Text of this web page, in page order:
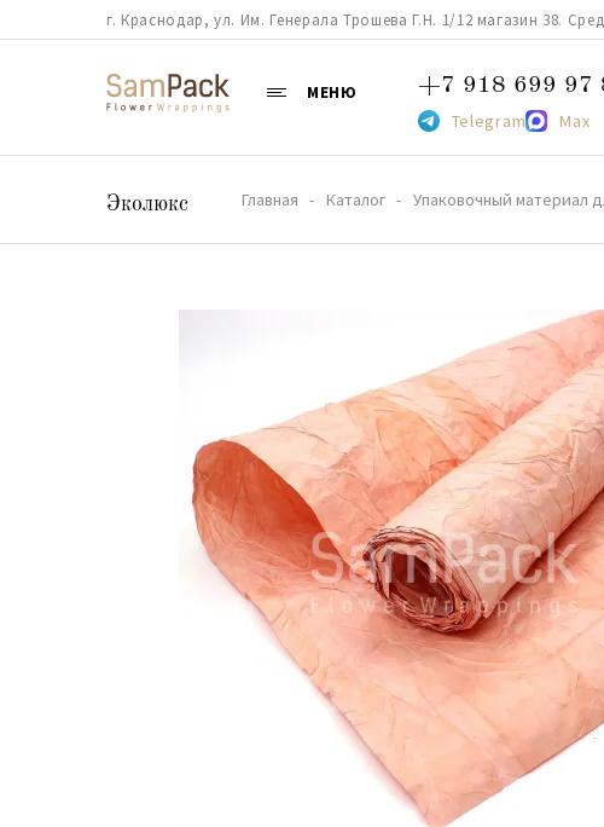
г. Краснодар, ул. Им. Генерала Трошева Г.Н. 1/12 магазин 38.
МЕНЮ +7 918 699 97
Telegram Max
Эколюкс Главная Каталог Упаковочный материал